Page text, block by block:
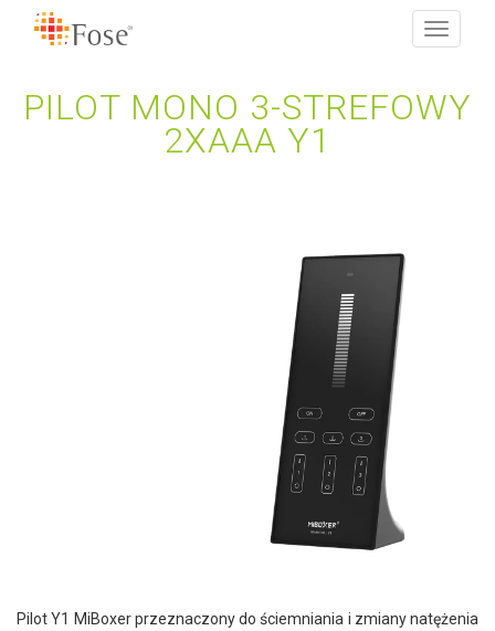
Toggle
PILOT MONO 3-STREFOWY
2XAAA Y1
Pilot Y1 MiBoxer przeznaczony do ściemniania i zmiany natężenia